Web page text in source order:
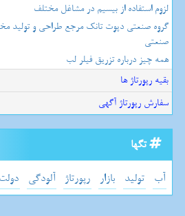
لزوم استفاده از بیسیم در مشاغل مختلف
گروه صنعتی دپوت تانک مرجع طراحی و تولید
صنعتی
همه چیز درباره تزریق فیلر لب
بقیه رپورتاژ ها
سفارش رپورتاژ آگهی
تگها
آب تولید بازار رپورتاژ آلودگی دولت